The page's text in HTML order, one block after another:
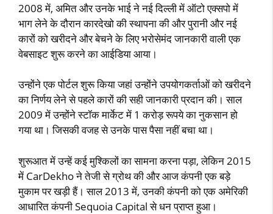
2008 में, अमित और उनके भाई ने नई दिल्‍ली में ऑटो एक्‍सपो में
भाग लेने के दौरान कारदेखो की स्‍थापना की और पुरानी और नई
कारों को खरीदने और बेचने के लिए भरोसेमंद जानकारी वाली एक
वेबसाइट शुरू करने का आईडिया आया।
उन्‍होंने एक पोर्टल शुरू किया जहां उन्‍होंने उपयोगकर्ताओं को खरीदने
का निर्णय लेने से पहले कारों की सही जानकारी प्रदान की। साल
2009 में उन्‍होंने स्‍टॉक मार्केट में 1 करोड़ रूपये का नुकसान हो
गया था। जिसकी वजह से उनके पास पैसा नहीं बचा था।
शुरूआत में उन्‍हें कई मुश्किलों का सामना करना पड़ा, लेकिन 2015
में CarDekho ने तेजी से ग्रोथ की और आज कंपनी एक बड़े
मुकाम पर खड़ी हैं। साल 2013 में, उनकी कंपनी को एक अमेरिकी
आधारित कंपनी Sequoia Capital से धन प्राप्‍त हुआ।